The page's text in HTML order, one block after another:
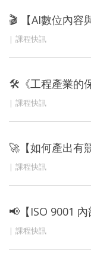
🎬 【AI數位內容
課程快訊
🛠《工程產業的
課程快訊
🚀【如何產出有
課程快訊
📢【ISO 9001
課程快訊